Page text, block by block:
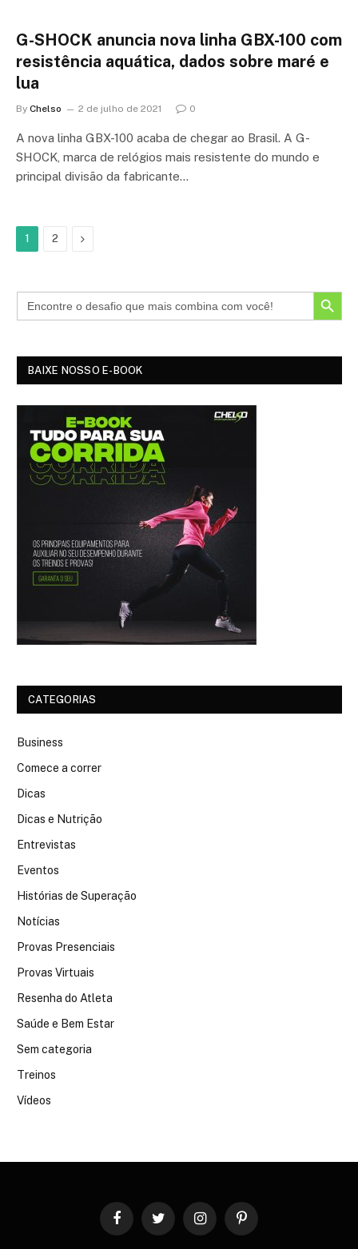
G-SHOCK anuncia nova linha GBX-100 com
resistência aquática, dados sobre maré e
lua
By Chelso 2 de julho de 2021 0
A nova linha GBX-100 acaba de chegar ao Brasil. A G-
SHOCK, marca de relógios mais resistente do mundo e
principal divisão da fabricante…
1 2 Próximo
SEARCH BUTTON
BAIXE NOSSO E-BOOK
CATEGORIAS
Business
Comece a correr
Dicas
Dicas e Nutrição
Entrevistas
Eventos
Histórias de Superação
Notícias
Provas Presenciais
Provas Virtuais
Resenha do Atleta
Saúde e Bem Estar
Sem categoria
Treinos
Vídeos
FacebookTwitter InstagramPinterest